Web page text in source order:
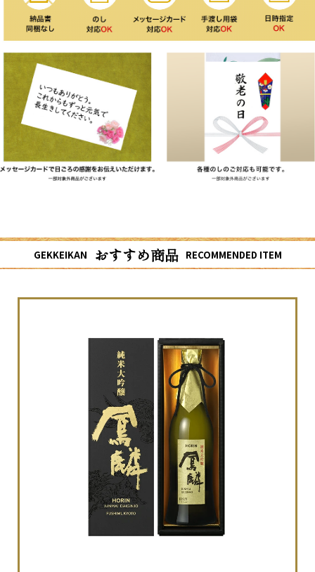
GEKKEIKAN おすすめ商品 RECOMMENDED ITEM